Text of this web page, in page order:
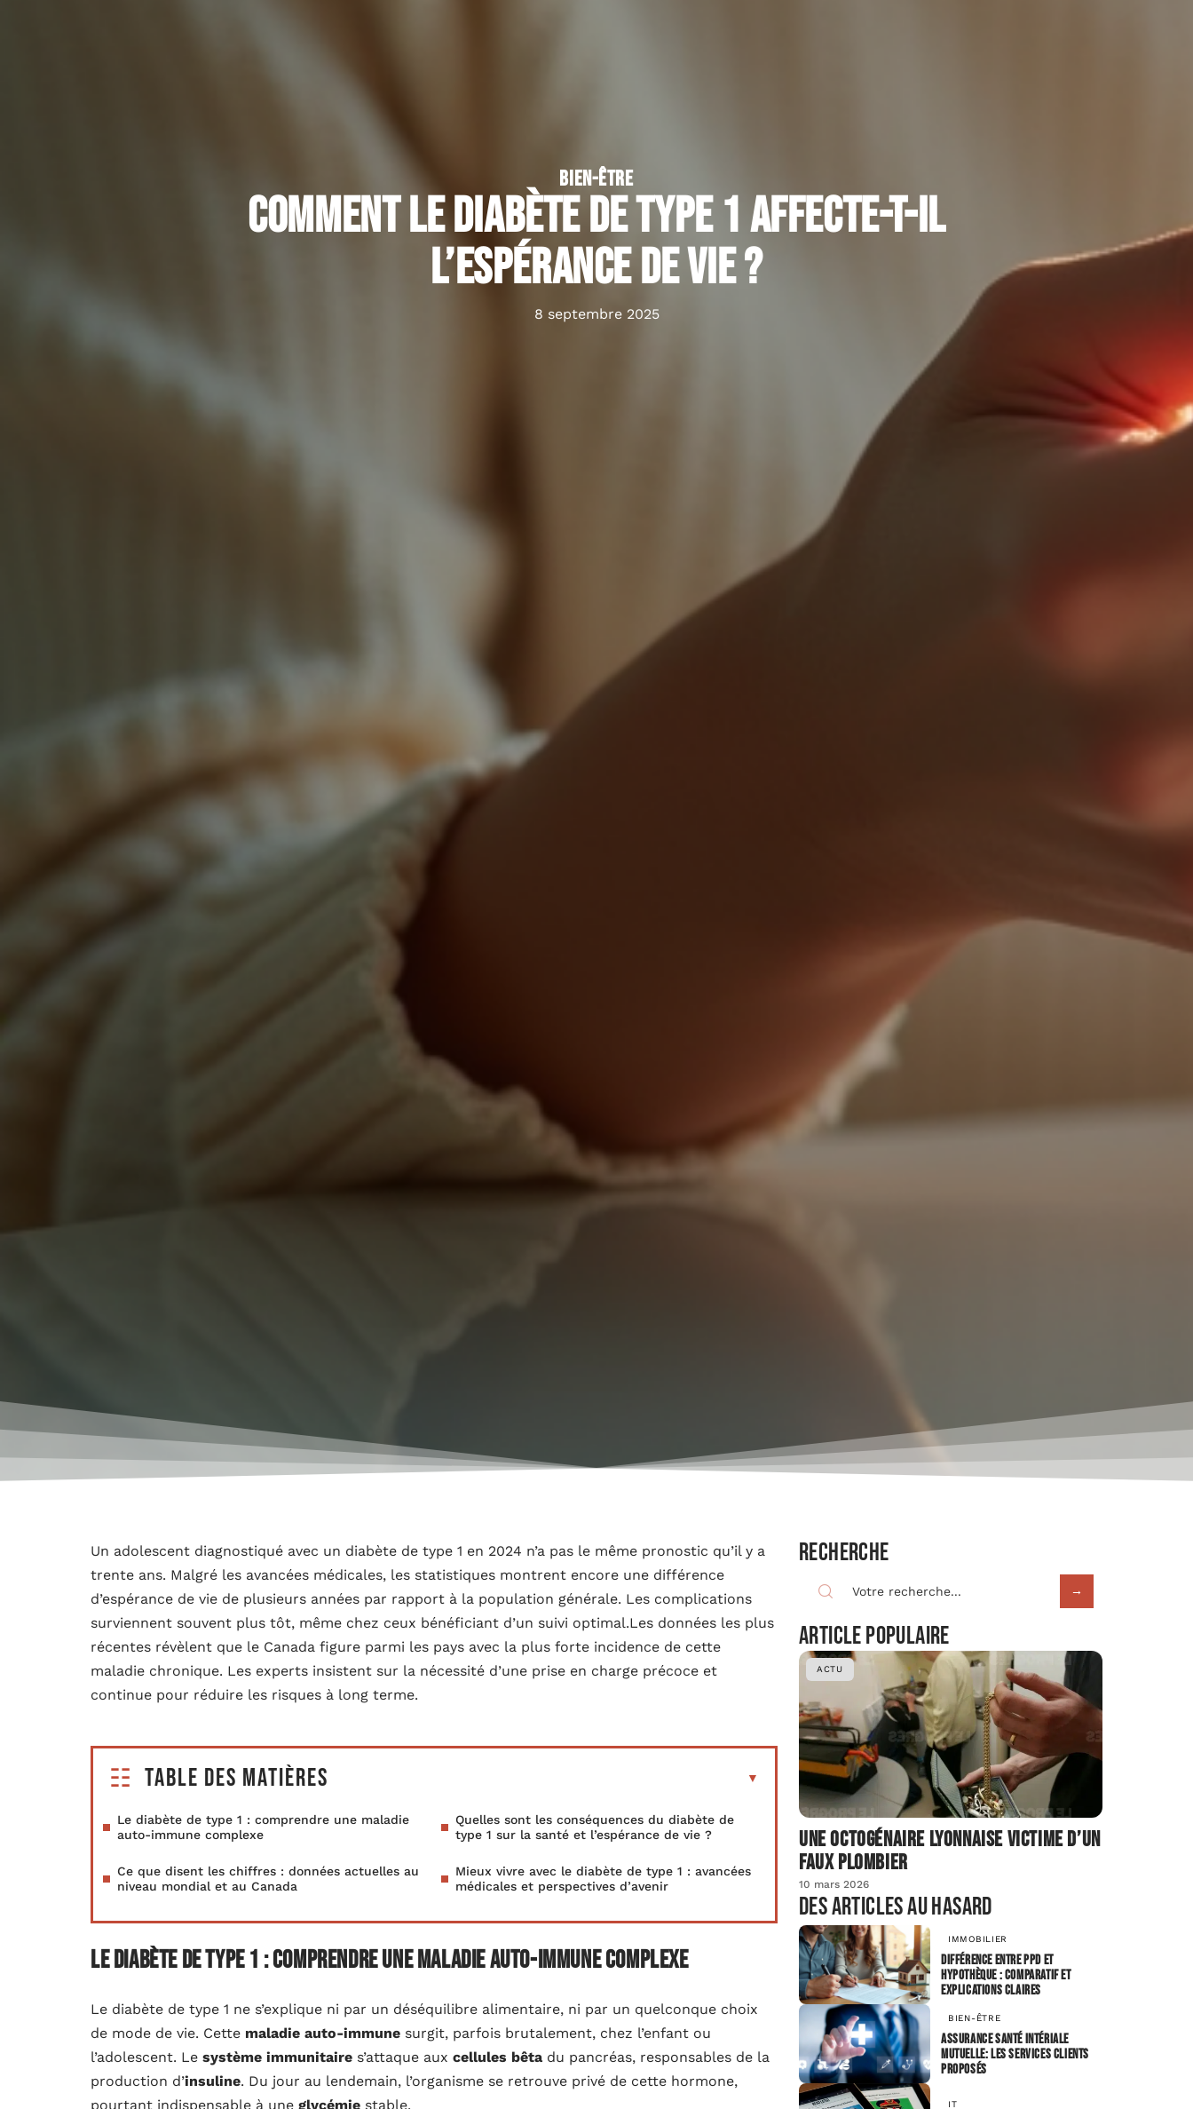
BIEN-ÊTRE
Comment le diabète de type 1 affecte-t-il
l’espérance de vie ?
8 septembre 2025
Un adolescent diagnostiqué avec un diabète de type 1 en 2024 n’a pas le même pronostic qu’il y a
trente ans. Malgré les avancées médicales, les statistiques montrent encore une différence
d’espérance de vie de plusieurs années par rapport à la population générale. Les complications
surviennent souvent plus tôt, même chez ceux bénéficiant d’un suivi optimal.Les données les plus
récentes révèlent que le Canada figure parmi les pays avec la plus forte incidence de cette
maladie chronique. Les experts insistent sur la nécessité d’une prise en charge précoce et
continue pour réduire les risques à long terme.
Table des matières
Le diabète de type 1 : comprendre une maladie
auto-immune complexe
Quelles sont les conséquences du diabète de
type 1 sur la santé et l’espérance de vie ?
Ce que disent les chiffres : données actuelles au
niveau mondial et au Canada
Mieux vivre avec le diabète de type 1 : avancées
médicales et perspectives d’avenir
Le diabète de type 1 : comprendre une maladie auto-immune complexe
Le diabète de type 1 ne s’explique ni par un déséquilibre alimentaire, ni par un quelconque choix
de mode de vie. Cette maladie auto-immune surgit, parfois brutalement, chez l’enfant ou
l’adolescent. Le système immunitaire s’attaque aux cellules bêta du pancréas, responsables de la
production d’insuline. Du jour au lendemain, l’organisme se retrouve privé de cette hormone,
pourtant indispensable à une glycémie stable.
Recherche
Article populaire
ACTU
Une octogénaire lyonnaise victime d’un
faux plombier
10 mars 2026
Des articles au hasard
IMMOBILIER
Différence entre PPD et
hypothèque : comparatif et
explications claires
BIEN-ÊTRE
Assurance santé Intériale
Mutuelle: les services clients
proposés
IT